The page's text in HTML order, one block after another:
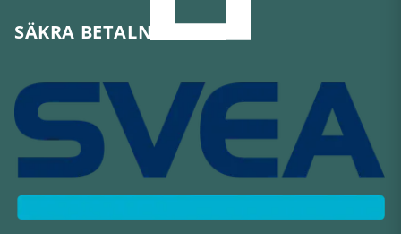
SÄKRA BETALNINGAR